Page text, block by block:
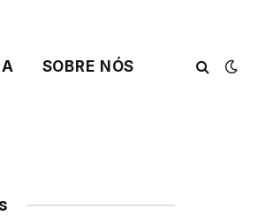
SOBRE NÓS